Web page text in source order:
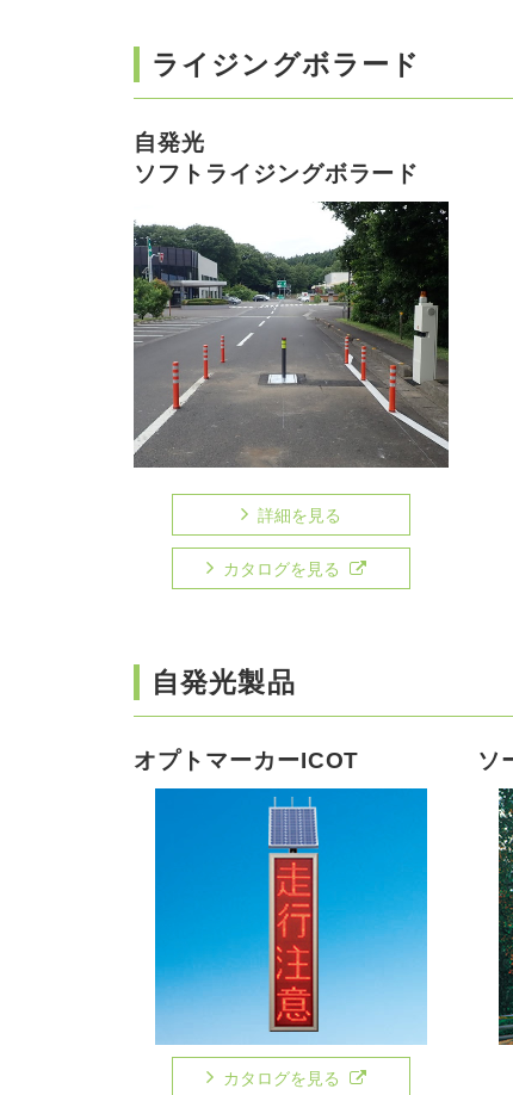
ライジングボラード
自発光
ソフトライジングボラード
詳細を見る
カタログを見る
自発光製品
オプトマーカーICOT
カタログを見る
ソ